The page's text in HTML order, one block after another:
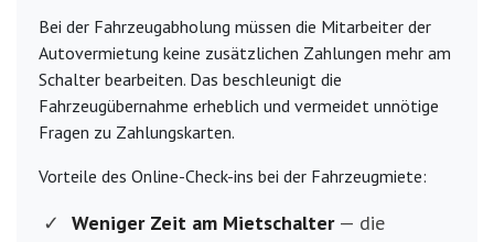
Bei der Fahrzeugabholung müssen die Mitarbeiter der
Autovermietung keine zusätzlichen Zahlungen mehr am
Schalter bearbeiten. Das beschleunigt die
Fahrzeugübernahme erheblich und vermeidet unnötige
Fragen zu Zahlungskarten.
Vorteile des Online-Check-ins bei der Fahrzeugmiete:
Weniger Zeit am Mietschalter— die